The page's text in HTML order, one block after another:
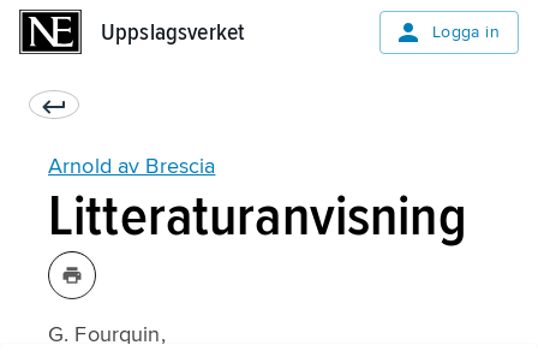
Uppslagsverket Logga in
Arnold av Brescia
Litteraturanvisning
G. Fourquin,